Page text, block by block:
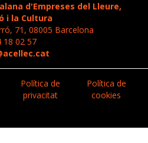
d'Empreses del Lleure,
i la Cultura
71, 08005 Barcelona
18 02 57
Política de
privacitat
Política de
cookies